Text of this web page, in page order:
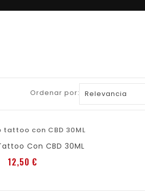
Ordenar por: Relevancia
Añadir al carro
Con CBD 30ML
12,50 €